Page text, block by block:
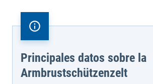
Principales datos sobre la
Armbrustschützenzelt